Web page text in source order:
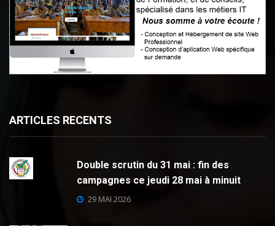
ARTICLES RECENTS
Double scrutin du 31 mai : fin des
campagnes ce jeudi 28 mai à minuit
29 MAI 2026